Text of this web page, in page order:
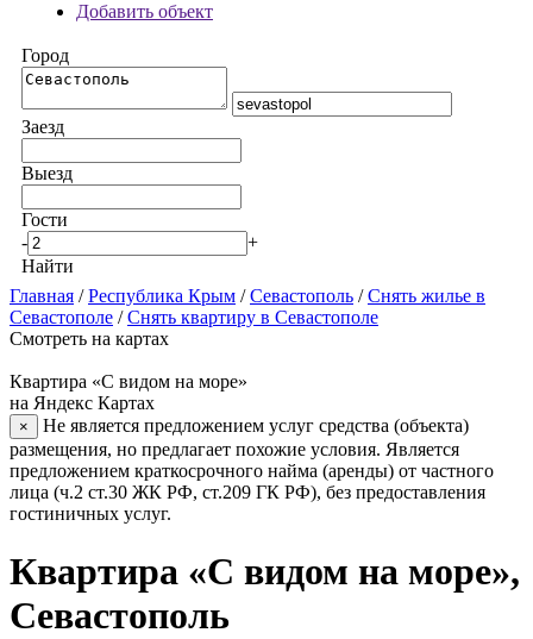
Добавить объект
Город
Заезд
Выезд
Гости
-
+
Найти
Главная /Республика Крым /Севастополь /Снять жилье в
Севастополе /Снять квартиру в Севастополе
Смотреть на картах
Квартира «С видом на море»
на Яндекс Картах
×
Не является предложением услуг средства (объекта)
размещения, но предлагает похожие условия. Является
предложением краткосрочного найма (аренды) от частного
лица (ч.2 ст.30 ЖК РФ, ст.209 ГК РФ), без предоставления
гостиничных услуг.
Квартира «С видом на море»,
Севастополь